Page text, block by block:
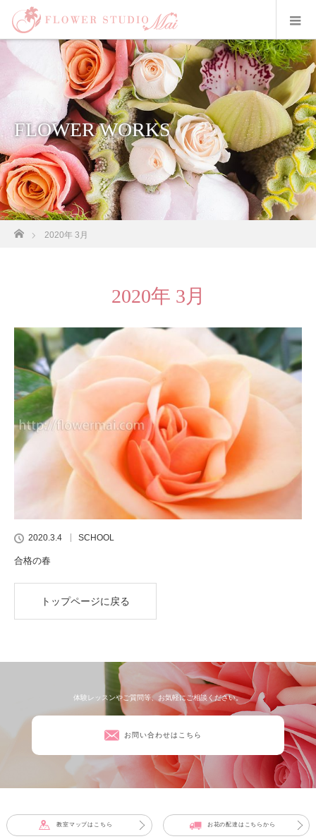
FLOWER WORKS
ホーム
2020年 3月
2020年 3月
2020.3.4 SCHOOL
合格の春
トップページに戻る
体験レッスンやご質問等、お気軽にご相談ください。
お問い合わせはこちら
教室マップはこちら お花の配達はこちらから